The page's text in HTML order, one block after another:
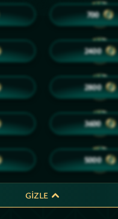
20
700
35
2400
40
2800
45
3600
50
5000
GIZLE